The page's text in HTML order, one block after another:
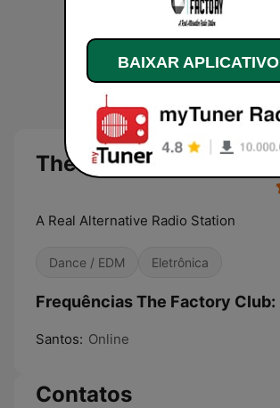
The Factory Club
A Real Alternative Radio Station
Dance / EDM Eletrônica
Frequências The Factory Club:
Santos: Online
Contatos
BAIXAR APLICATIVO